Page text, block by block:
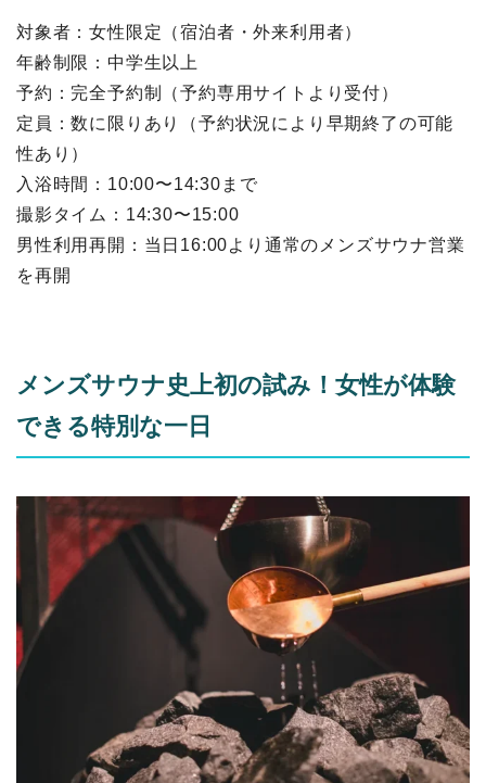
対象者：女性限定（宿泊者・外来利用者）
年齢制限：中学生以上
予約：完全予約制（予約専用サイトより受付）
定員：数に限りあり（予約状況により早期終了の可能
性あり）
入浴時間：10:00〜14:30まで
撮影タイム：14:30〜15:00
男性利用再開：当日16:00より通常のメンズサウナ営業
を再開
メンズサウナ史上初の試み！女性が体験
できる特別な一日